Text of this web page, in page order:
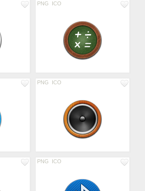
PNG ICO
PNG ICO
PNG ICO